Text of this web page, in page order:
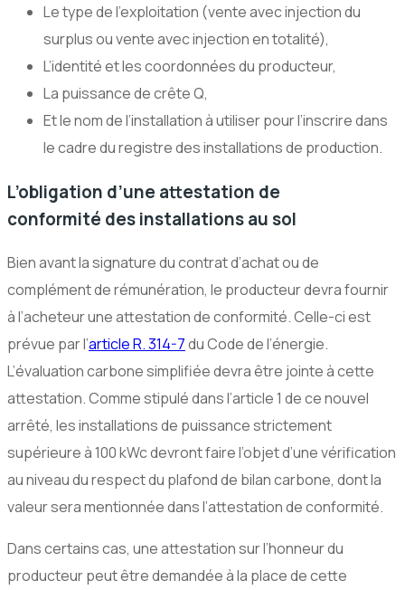
Le type de l’exploitation (vente avec injection du
surplus ou vente avec injection en totalité),
L’identité et les coordonnées du producteur,
La puissance de crête Q,
Et le nom de l’installation à utiliser pour l’inscrire dans
le cadre du registre des installations de production.
L’obligation d’une attestation de
conformité des installations au sol
Bien avant la signature du contrat d’achat ou de
complément de rémunération, le producteur devra fournir
à l’acheteur une attestation de conformité. Celle-ci est
prévue par l’article R. 314-7du Code de l’énergie.
L’évaluation carbone simplifiée devra être jointe à cette
attestation. Comme stipulé dans l’article 1 de ce nouvel
arrêté, les installations de puissance strictement
supérieure à 100 kWc devront faire l’objet d’une vérification
au niveau du respect du plafond de bilan carbone, dont la
valeur sera mentionnée dans l’attestation de conformité.
Dans certains cas, une attestation sur l’honneur du
producteur peut être demandée à la place de cette